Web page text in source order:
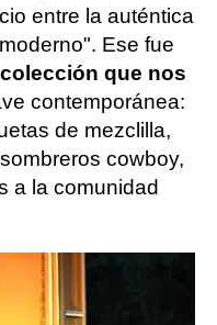
entre la auténtica
Ese fue
colección que nos
contemporánea:
de mezclilla,
cowboy,
a la comunidad